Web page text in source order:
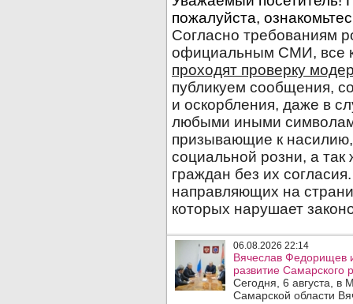
06.08.2026 22:14
Вячеслав Федорищев
развитие Самарского
Сегодня, 6 августа, в
Самарской области